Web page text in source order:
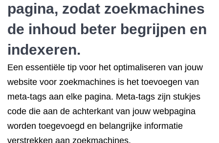
pagina, zodat zoekmachines
de inhoud beter begrijpen en
indexeren.
Een essentiële tip voor het optimaliseren van jouw
website voor zoekmachines is het toevoegen van
meta-tags aan elke pagina. Meta-tags zijn stukjes
code die aan de achterkant van jouw webpagina
worden toegevoegd en belangrijke informatie
verstrekken aan zoekmachines.